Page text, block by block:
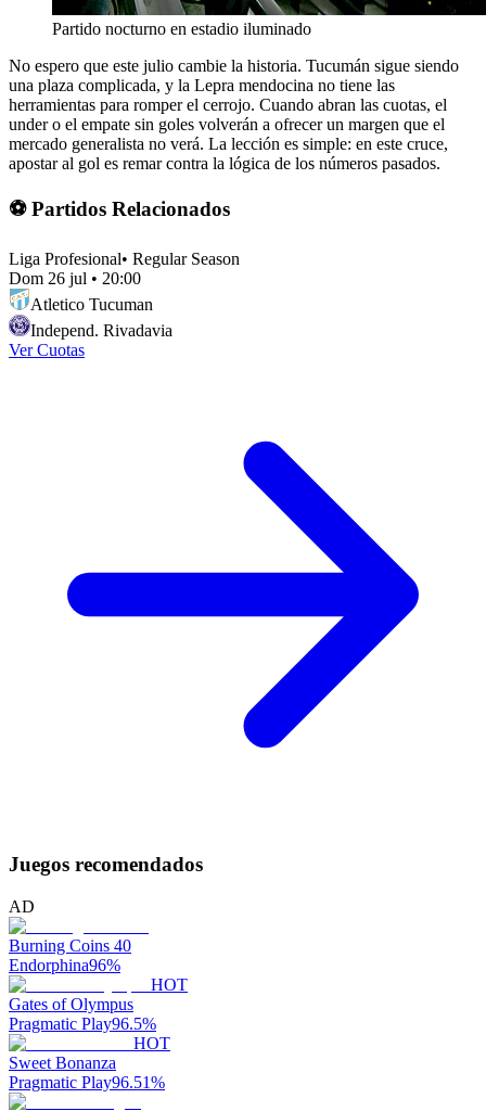
Partido nocturno en estadio iluminado
No espero que este julio cambie la historia. Tucumán sigue siendo
una plaza complicada, y la Lepra mendocina no tiene las
herramientas para romper el cerrojo. Cuando abran las cuotas, el
under o el empate sin goles volverán a ofrecer un margen que el
mercado generalista no verá. La lección es simple: en este cruce,
apostar al gol es remar contra la lógica de los números pasados.
⚽ Partidos Relacionados
Liga Profesional• Regular Season
Dom 26 jul • 20:00
Atletico Tucuman
Independ. Rivadavia
Ver Cuotas
Juegos recomendados
AD
Burning Coins 40
Endorphina96%
HOT
Gates of Olympus
Pragmatic Play96.5%
HOT
Sweet Bonanza
Pragmatic Play96.51%